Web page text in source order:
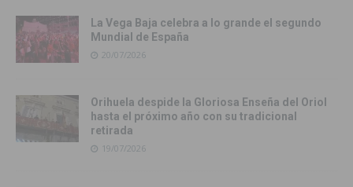
La Vega Baja celebra a lo grande el segundo
Mundial de España
20/07/2026
Orihuela despide la Gloriosa Enseña del Oriol
hasta el próximo año con su tradicional
retirada
19/07/2026